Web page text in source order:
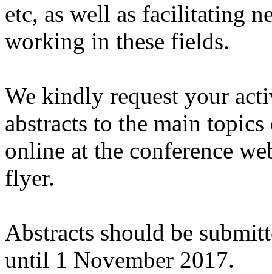
etc, as well as facilitating
working in these fields.
We kindly request your
abstracts to the main
online at the conference
flyer.
Abstracts should be
until 1 November 2017.